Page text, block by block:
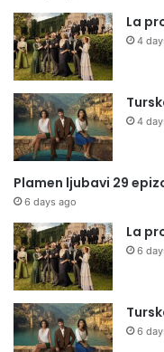
La
4
4
Plamen ljubavi 29
6 days ago
La
6
6